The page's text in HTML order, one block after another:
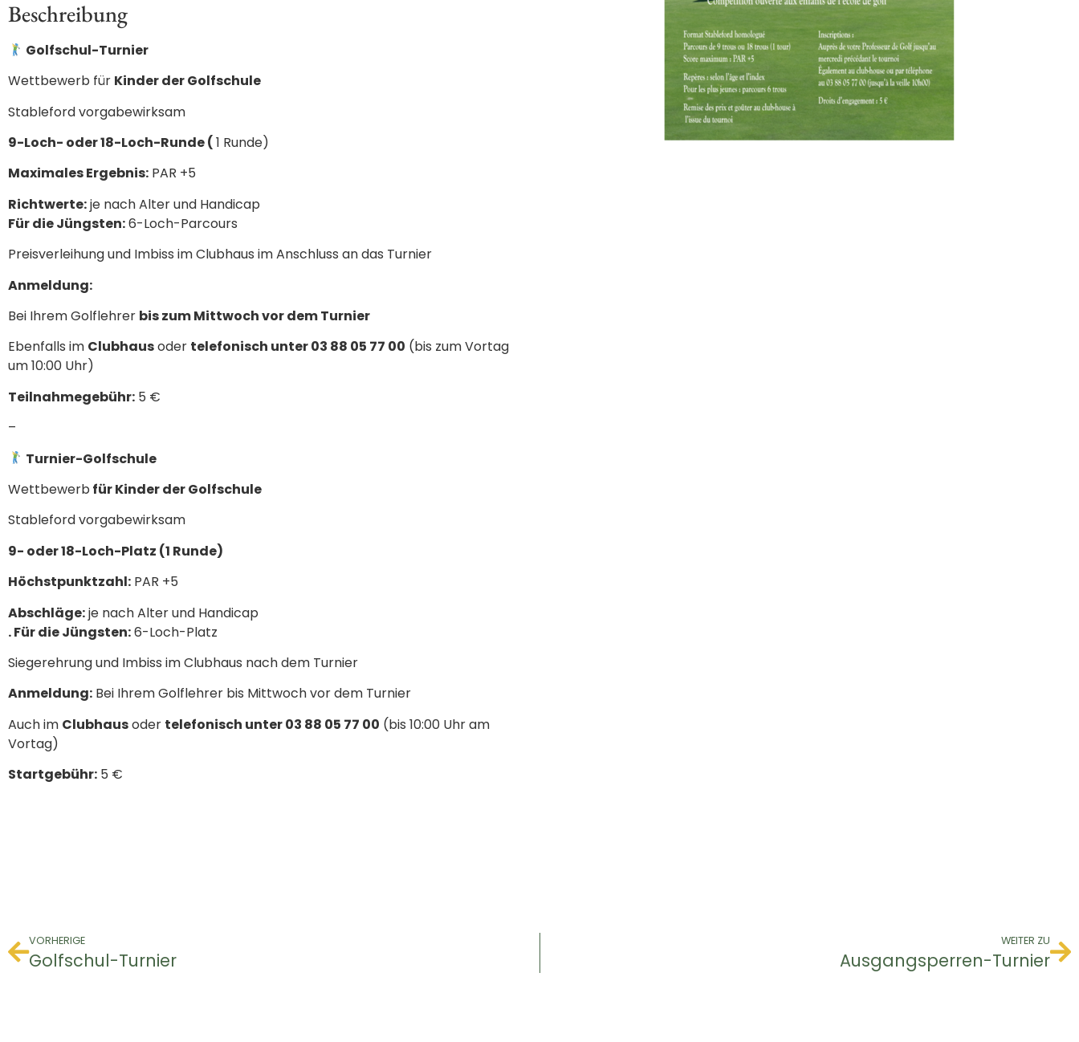
Beschreibung
Golfschul-Turnier
Wettbewerb für Kinder der Golfschule
Stableford vorgabewirksam
9-Loch- oder 18-Loch-Runde (1 Runde)
Maximales Ergebnis: PAR +5
Richtwerte:je nach Alter und Handicap
Für die Jüngsten:6-Loch-Parcours
Preisverleihung und Imbiss im Clubhaus im Anschluss an das Turnier
Anmeldung:
Bei Ihrem Golflehrer bis zum Mittwoch vor dem Turnier
Ebenfalls im Clubhausoder telefonisch unter 03 88 05 77 00 (bis zum Vortag
um 10:00 Uhr)
Teilnahmegebühr: 5 €
–
Turnier-Golfschule
Wettbewerb für Kinder der Golfschule
Stableford vorgabewirksam
9- oder 18-Loch-Platz (1 Runde)
Höchstpunktzahl: PAR +5
Abschläge:je nach Alter und Handicap
. Für die Jüngsten:6-Loch-Platz
Siegerehrung und Imbiss im Clubhaus nach dem Turnier
Anmeldung: Bei Ihrem Golflehrer bis Mittwoch vor dem Turnier
Auch im Clubhausoder telefonisch unter 03 88 05 77 00 (bis 10:00 Uhr am
Vortag)
Startgebühr: 5 €
VORHERIGE
Golfschul-Turnier
WEITER ZU
Ausgangsperren-Turnier